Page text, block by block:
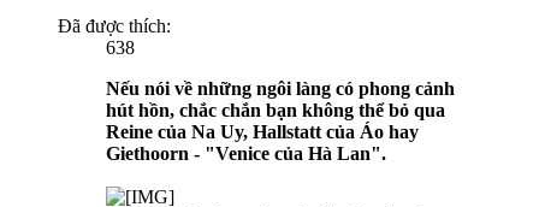
Đã được thích:
638
Nếu nói về những ngôi làng có phong cảnh
hút hồn, chắc chắn bạn không thể bỏ qua
Reine của Na Uy, Hallstatt của Áo hay
Giethoorn - "Venice của Hà Lan".